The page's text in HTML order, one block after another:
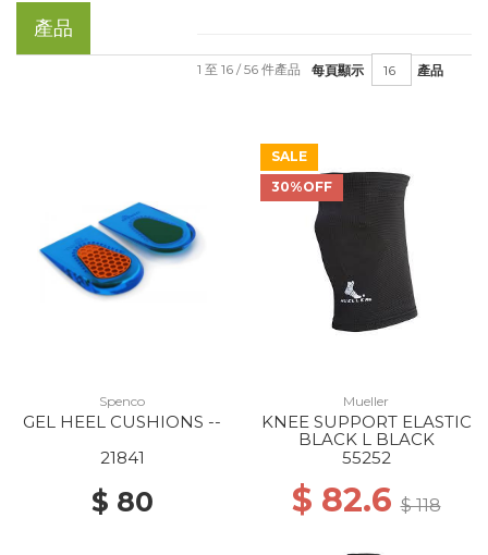
產品
每頁顯示 產品
1 至 16 / 56 件產品
Spenco
GEL HEEL CUSHIONS --
21841
$ 80
SALE
30%OFF
Mueller
KNEE SUPPORT ELASTIC
BLACK L BLACK
55252
$ 82.6$ 118